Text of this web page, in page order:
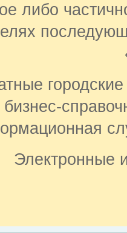
либо
бизнес-
Электронные